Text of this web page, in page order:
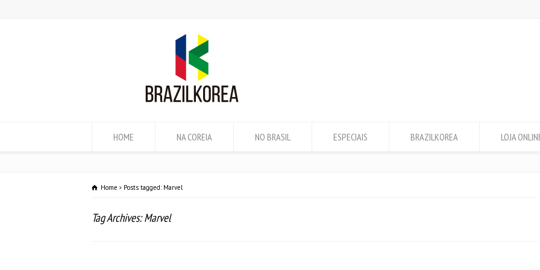
HOME NA COREIA NO BRASIL ESPECIAIS BRAZILKOREA LOJA
Home Posts tagged: Marvel
Tag Archives: Marvel